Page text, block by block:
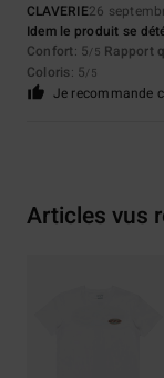
CLAVERIE26
Idem le produit se
Confort: 5/5 Rapport
Coloris: 5/5
Je recommande
Articles vus